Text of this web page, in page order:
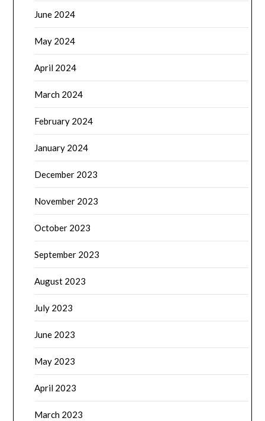
June 2024
May 2024
April 2024
March 2024
February 2024
January 2024
December 2023
November 2023
October 2023
September 2023
August 2023
July 2023
June 2023
May 2023
April 2023
March 2023